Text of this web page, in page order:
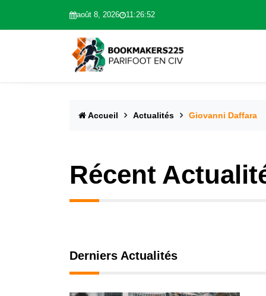
août 8, 2026 11:26:53
Accueil Actualités Giovanni Daffara
Récent
Derniers Actualités